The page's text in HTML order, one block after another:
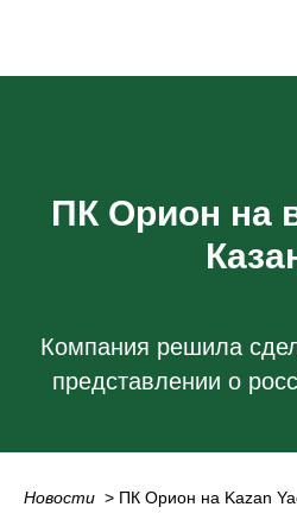
ПК Орион на
Компания решила
представлении о
Новости > ПК Орион на Kazan